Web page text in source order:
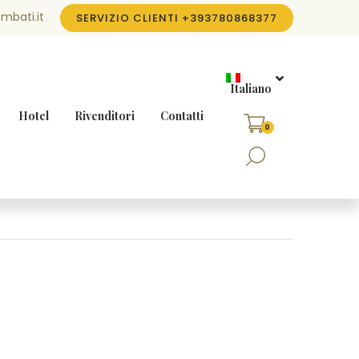
SERVIZIO CLIENTI +393780868377
Hotel Rivenditori Contatti
Italiano
0